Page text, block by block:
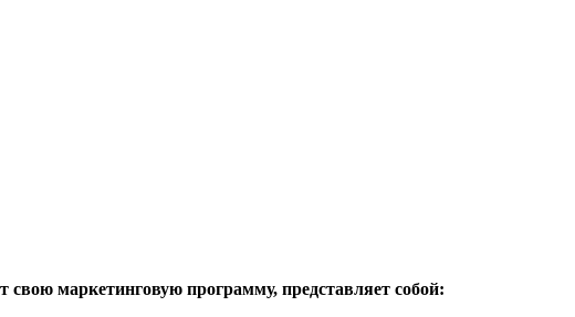
свою маркетинговую программу, представляет собой: